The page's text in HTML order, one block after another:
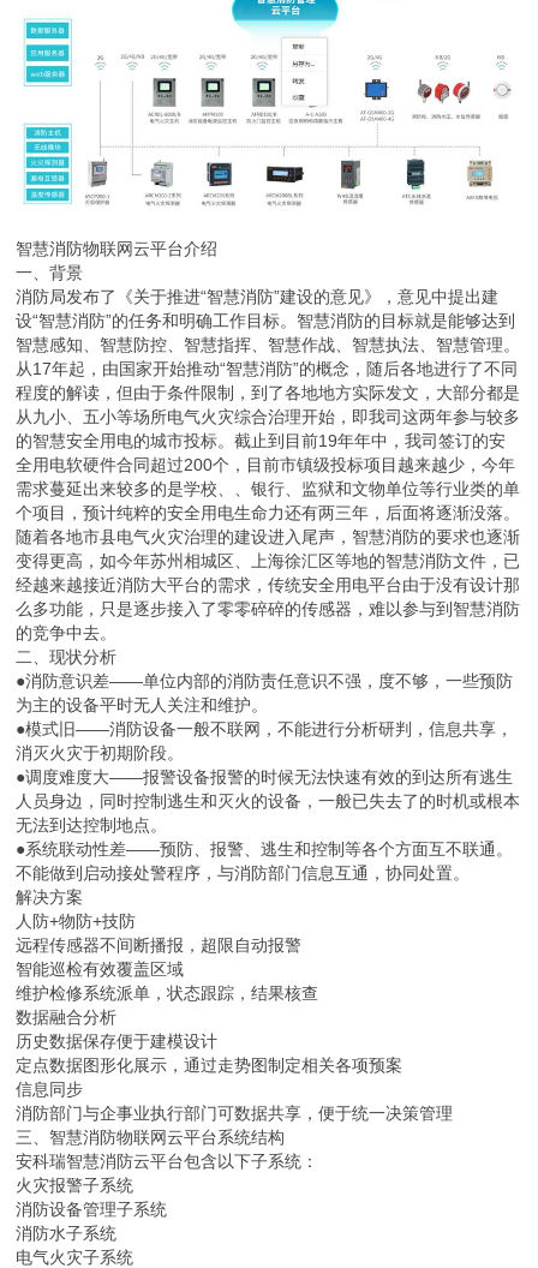
智慧消防物联网云平台介绍
一、背景
消防局发布了《关于推进“智慧消防”建设的意见》，意见中提出建
设“智慧消防”的任务和明确工作目标。智慧消防的目标就是能够达到
智慧感知、智慧防控、智慧指挥、智慧作战、智慧执法、智慧管理。
从17年起，由国家开始推动“智慧消防”的概念，随后各地进行了不同
程度的解读，但由于条件限制，到了各地地方实际发文，大部分都是
从九小、五小等场所电气火灾综合治理开始，即我司这两年参与较多
的智慧安全用电的城市投标。截止到目前19年年中，我司签订的安
全用电软硬件合同超过200个，目前市镇级投标项目越来越少，今年
需求蔓延出来较多的是学校、、银行、监狱和文物单位等行业类的单
个项目，预计纯粹的安全用电生命力还有两三年，后面将逐渐没落。
随着各地市县电气火灾治理的建设进入尾声，智慧消防的要求也逐渐
变得更高，如今年苏州相城区、上海徐汇区等地的智慧消防文件，已
经越来越接近消防大平台的需求，传统安全用电平台由于没有设计那
么多功能，只是逐步接入了零零碎碎的传感器，难以参与到智慧消防
的竞争中去。
二、现状分析
●消防意识差——单位内部的消防责任意识不强，度不够，一些预防
为主的设备平时无人关注和维护。
●模式旧——消防设备一般不联网，不能进行分析研判，信息共享，
消灭火灾于初期阶段。
●调度难度大——报警设备报警的时候无法快速有效的到达所有逃生
人员身边，同时控制逃生和灭火的设备，一般已失去了的时机或根本
无法到达控制地点。
●系统联动性差——预防、报警、逃生和控制等各个方面互不联通。
不能做到启动接处警程序，与消防部门信息互通，协同处置。
解决方案
人防+物防+技防
远程传感器不间断播报，超限自动报警
智能巡检有效覆盖区域
维护检修系统派单，状态跟踪，结果核查
数据融合分析
历史数据保存便于建模设计
定点数据图形化展示，通过走势图制定相关各项预案
信息同步
消防部门与企事业执行部门可数据共享，便于统一决策管理
三、智慧消防物联网云平台系统结构
安科瑞智慧消防云平台包含以下子系统：
火灾报警子系统
消防设备管理子系统
消防水子系统
电气火灾子系统